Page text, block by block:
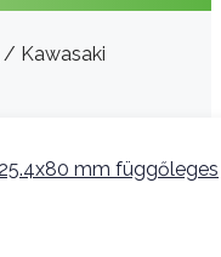
/ Kawasaki